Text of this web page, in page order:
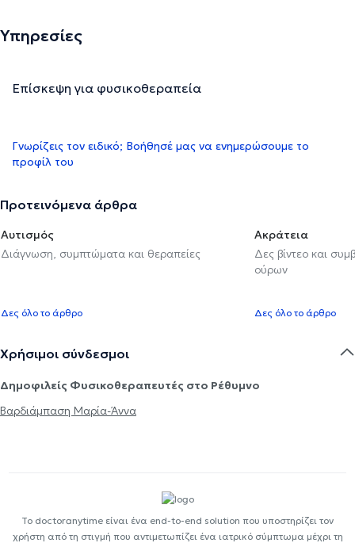
Υπηρεσίες
Επίσκεψη για φυσικοθεραπεία
Γνωρίζεις τον ειδικό; Βοήθησέ μας να ενημερώσουμε το
προφίλ του
Προτεινόμενα άρθρα
Αυτισμός
Διάγνωση, συμπτώματα και θεραπείες
Δες όλο το άρθρο
Ακράτεια
Δες βίντεο και
ούρων
Δες όλο το άρθρο
Χρήσιμοι σύνδεσμοι
Δημοφιλείς Φυσικοθεραπευτές στο Ρέθυμνο
Βαρδιάμπαση Μαρία-Άννα
Το doctoranytime είναι ένα end-to-end solution που υποστηρίζει τον
χρήστη από τη στιγμή που αντιμετωπίζει ένα ιατρικό σύμπτωμα μέχρι τη